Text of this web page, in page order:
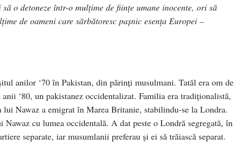
o detoneze într-o mulţime de fiinţe umane inocente, ori să
de oameni care sărbătoresc paşnic esenţa Europei –
anilor ‘70 în Pakistan, din părinţi musulmani. Tatăl era om de
anii ‘80, un pakistanez occidentalizat. Familia era tradiţionalistă,
Nawaz a emigrat în Marea Britanie, stabilindu-se la Londra.
cu lumea occidentală. A dat peste o Londră segregată, în
separate, iar musumlanii preferau şi ei să trăiască separat.